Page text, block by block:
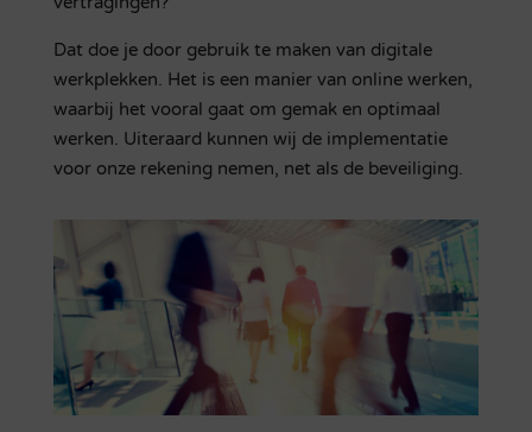
Dat doe je door gebruik te maken van digitale
werkplekken. Het is een manier van online werken,
waarbij het vooral gaat om gemak en optimaal
werken. Uiteraard kunnen wij de implementatie
voor onze rekening nemen, net als de beveiliging.